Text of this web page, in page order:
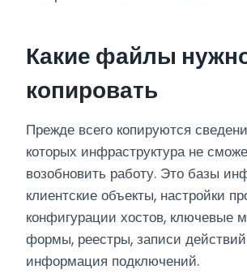
Какие файлы
копировать
Прежде всего копируются
которых инфраструктура не
возобновить работу. Это базы
клиентские объекты, настройки
конфигурации хостов, ключевые
формы, реестры, записи
информация подключений.